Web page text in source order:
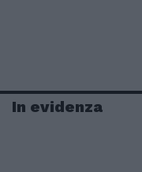
In evidenza